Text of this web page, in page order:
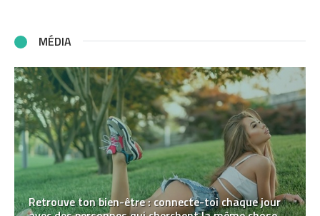
MÉDIA
Retrouve ton bien-être : connecte-toi chaque jour